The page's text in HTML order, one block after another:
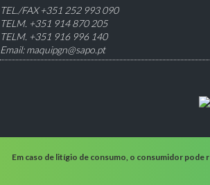
TEL./FAX +351 252 993 090
TELM. +351 914 870 205
TELM. +351 916 996 140
Email: maquipgn@sapo.pt
Em caso de litígio de consumo, o consumidor